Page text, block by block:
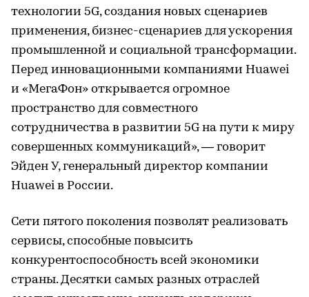
технологии 5G, создания новых сценариев
применения, бизнес-сценариев для ускорения
промышленной и социальной трансформации.
Перед инновационными компаниями Huawei
и «МегаФон» открывается огромное
пространство для совместного
сотрудничества в развитии 5G на пути к миру
совершенных коммуникаций», — говорит
Эйден У, генеральный директор компании
Huawei в России.
Сети пятого поколения позволят реализовать
сервисы, способные повысить
конкурентоспособность всей экономики
страны. Десятки самых разных отраслей